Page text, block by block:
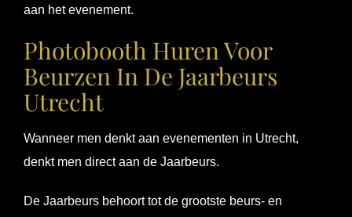
aan het evenement.
Photobooth Huren Voor
Beurzen In De Jaarbeurs
Utrecht
Wanneer men denkt aan evenementen in Utrecht,
denkt men direct aan de Jaarbeurs.
De Jaarbeurs behoort tot de grootste beurs- en